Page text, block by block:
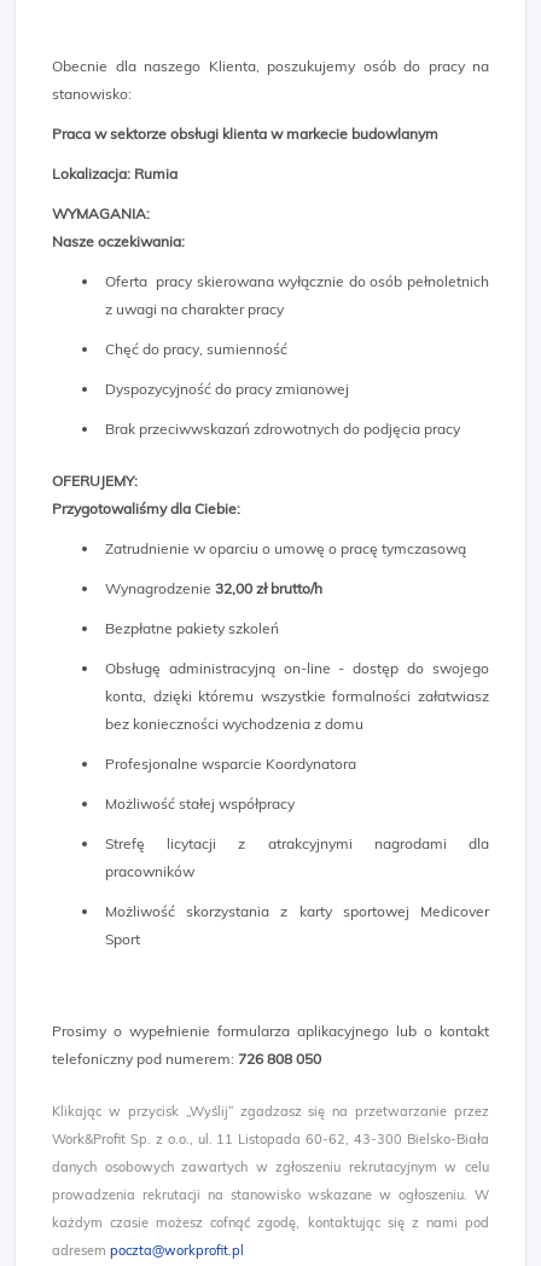
Obecnie dla naszego Klienta, poszukujemy osób do pracy na
stanowisko:
Praca w sektorze obsługi klienta w markecie budowlanym
Lokalizacja: Rumia
WYMAGANIA:
Nasze oczekiwania:
Oferta pracy skierowana wyłącznie do osób pełnoletnich
z uwagi na charakter pracy
Chęć do pracy, sumienność
Dyspozycyjność do pracy zmianowej
Brak przeciwwskazań zdrowotnych do podjęcia pracy
OFERUJEMY:
Przygotowaliśmy dla Ciebie:
Zatrudnienie w oparciu o umowę o pracę tymczasową
Wynagrodzenie 32,00 zł brutto/h
Bezpłatne pakiety szkoleń
Obsługę administracyjną on-line - dostęp do swojego
konta, dzięki któremu wszystkie formalności załatwiasz
bez konieczności wychodzenia z domu
Profesjonalne wsparcie Koordynatora
Możliwość stałej współpracy
Strefę licytacji z atrakcyjnymi nagrodami dla
pracowników
Możliwość skorzystania z karty sportowej Medicover
Sport
Prosimy o wypełnienie formularza aplikacyjnego lub o kontakt
telefoniczny pod numerem: 726 808 050
Klikając w przycisk „Wyślij” zgadzasz się na przetwarzanie przez
Work&Profit Sp. z o.o., ul. 11 Listopada 60-62, 43-300 Bielsko-Biała
danych osobowych zawartych w zgłoszeniu rekrutacyjnym w celu
prowadzenia rekrutacji na stanowisko wskazane w ogłoszeniu. W
każdym czasie możesz cofnąć zgodę, kontaktując się z nami pod
adresem poczta@workprofit.pl